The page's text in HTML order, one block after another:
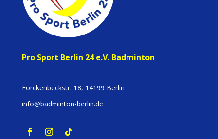
Pro Sport Berlin 24 e.V. Badminton
Forckenbeckstr. 18, 14199 Berlin
info@badminton-berlin.de